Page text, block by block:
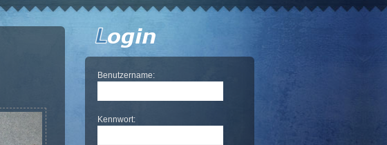
Benutzername:
Kennwort: